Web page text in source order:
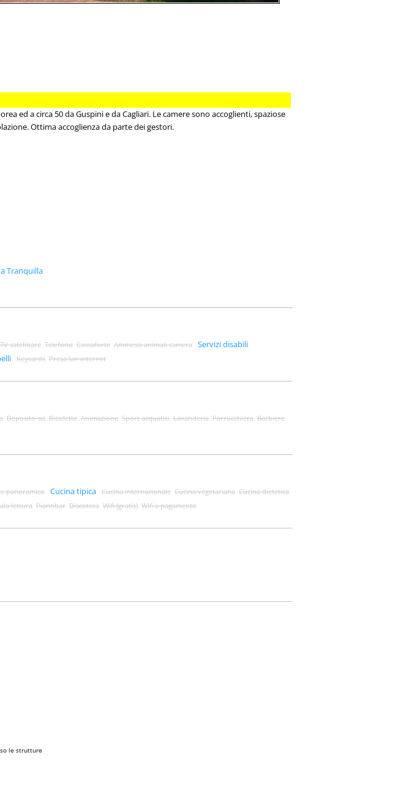
ed a circa 50 da Guspini e da Cagliari. Le camere sono accoglienti, spaziose
Ottima accoglienza da parte dei gestori.
Tranquilla
TV satellitare Telefono Cassaforte Ammessi animali camera Servizi disabili
Keycards Presa lan internet
Deposito sci Biciclette Animazione Sport acquatici Lavanderia Parrucchiera Barbiere
panoramico Cucina tipica Cucina internazionale Cucina vegetariana Cucina dietetica
lettura Pianobar Discoteca Wifi (gratis) Wifi a pagamento
le strutture